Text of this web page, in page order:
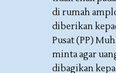
di rumah
diberikan
Pusat (PP)
minta agar
dibagikan